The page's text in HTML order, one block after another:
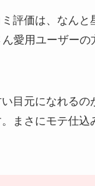
評価は、なんと
愛用ユーザーの
目元になれるの
まさにモテ仕込